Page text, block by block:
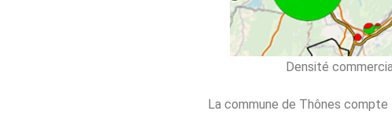
Densité
La commune de Thônes compte